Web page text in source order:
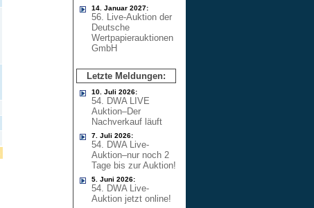
14. Januar 2027:
56. Live-Auktion der
Deutsche
Wertpapierauktionen
GmbH
Letzte Meldungen:
10. Juli 2026:
54. DWA LIVE
Auktion–Der
Nachverkauf läuft
7. Juli 2026:
54. DWA Live-
Auktion–nur noch 2
Tage bis zur Auktion!
5. Juni 2026:
54. DWA Live-
Auktion jetzt online!